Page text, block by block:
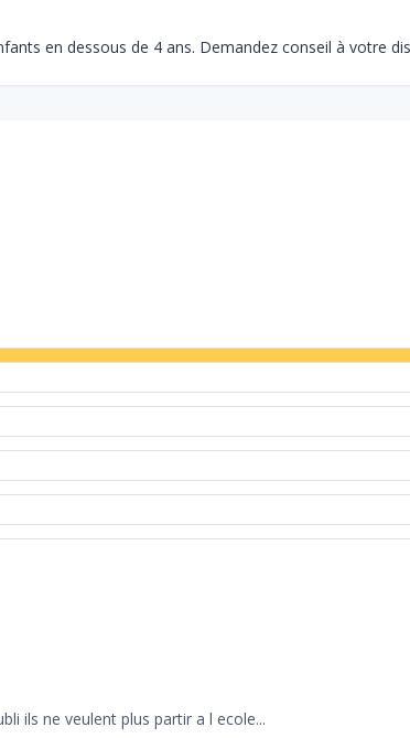
en dessous de 4 ans. Demandez conseil à votre
ils ne veulent plus partir a l ecole...